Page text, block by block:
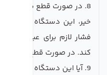
8. در صورت قطع برق، آیا دستگاه کار می‌کند؟
خیر، این دستگاه به برق
فشار لازم برای عبور آب
کند. در صورت قطع برق،
9. آیا این دستگاه برای تمام مناطق ایران مناسب است؟